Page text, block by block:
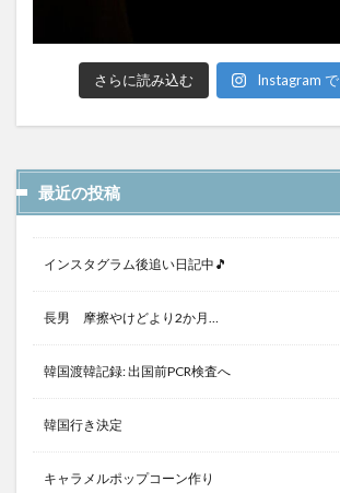
さらに読み込む Instagram
最近の投稿
インスタグラム後追い日記中🎵
長男 摩擦やけどより2か月…
韓国渡韓記録: 出国前PCR検査へ
韓国行き決定
キャラメルポップコーン作り